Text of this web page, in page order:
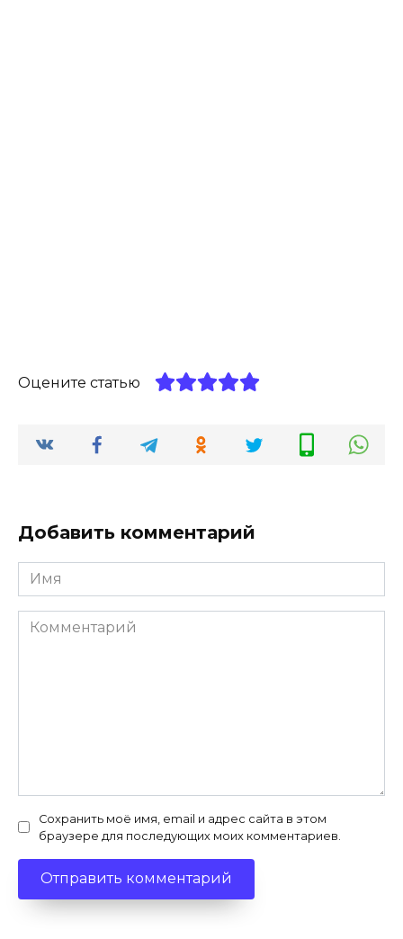
Оцените статью
Добавить комментарий
Имя
*
Комментарий
Сохранить моё имя, email и адрес сайта в этом
браузере для последующих моих комментариев.